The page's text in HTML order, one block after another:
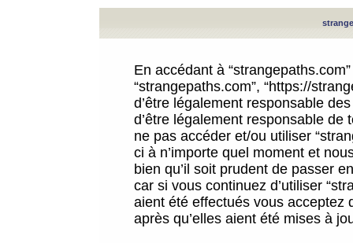
En accédant à
“strangepaths.com”, “https://
d’être légalement responsable
d’être légalement responsable
ne pas accéder et/ou utiliser
ci à n’importe quel moment et
bien qu’il soit prudent de passer
car si vous continuez d’utiliser
aient été effectués vous acceptez
après qu’elles aient été mises à